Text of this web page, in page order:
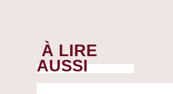
À LIRE
AUSSI